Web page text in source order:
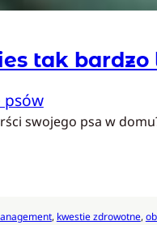
tak bardzo
psów
swojego psa w
, kwestie zdrowotne,